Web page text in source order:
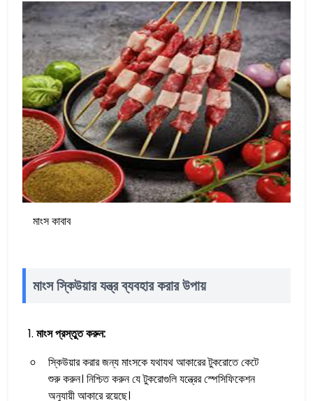
মাংস কাবাব
মাংস স্কিউয়ার যন্ত্র ব্যবহার করার উপায়
মাংস প্রস্তুত করুন:
স্কিউয়ার করার জন্য মাংসকে যথাযথ আকারের টুকরোতে কেটে
শুরু করুন। নিশ্চিত করুন যে টুকরোগুলি যন্ত্রের স্পেসিফিকেশন
অনুযায়ী আকারে রয়েছে।